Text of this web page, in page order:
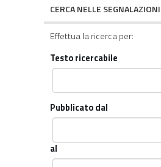
CERCA NELLE SEGNALAZIONI
Effettua la ricerca per:
Testo ricercabile
Pubblicato dal
al